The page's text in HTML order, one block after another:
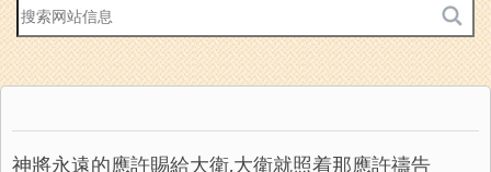
站
内
搜
索
神將永遠的應許賜給大衛,大衛就照着那應許禱告